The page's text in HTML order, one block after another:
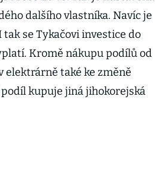
dalšího vlastníka. Navíc je
se Tykačovi investice do
Kromě nákupu podílů od
elektrárně také ke změně
kupuje jiná jihokorejská